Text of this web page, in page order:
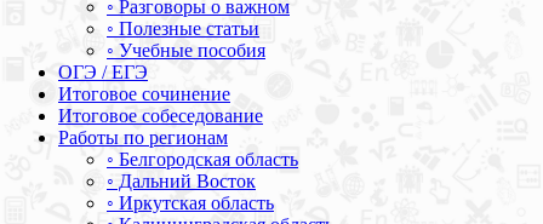
◦ Разговоры о важном
◦ Полезные статьи
◦ Учебные пособия
ОГЭ / ЕГЭ
Итоговое сочинение
Итоговое собеседование
Работы по регионам
◦ Белгородская область
◦ Дальний Восток
◦ Иркутская область